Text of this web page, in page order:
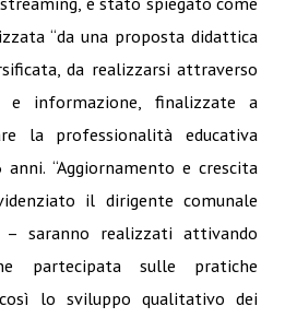
“da una proposta didattica
da realizzarsi attraverso
e informazione, finalizzate a
la professionalità educativa
“Aggiornamento e crescita
il dirigente comunale
– saranno realizzati attivando
partecipata sulle pratiche
lo sviluppo qualitativo dei